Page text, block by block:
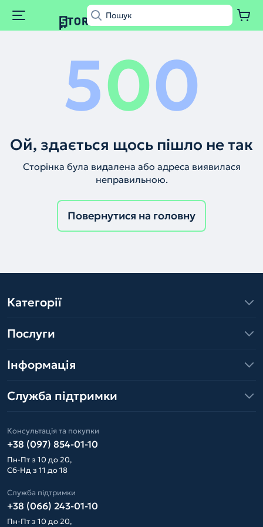
500
Ой, здається щось пішло не так
Сторінка була видалена або адреса виявилася
неправильною.
Повернутися на головну
Категорії
Послуги
Інформація
Служба підтримки
Консультація та покупки
+38 (097) 854-01-10
Пн-Пт з 10 до 20,
Сб-Нд з 11 до 18
Служба підтримки
+38 (066) 243-01-10
Пн-Пт з 10 до 20,